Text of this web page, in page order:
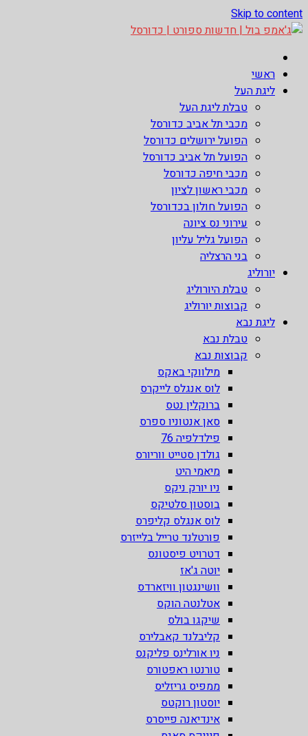
Skip to content
ג'אמפ בול | חדשות ספורט | כדורסל
אתר גאמפ בול ישראל אתר חדשות ספורט כדורסל האתר מסקר את
ליגות הכדורסל הטובות בעולם ליגת הנבא, ליגת העל בכדורסל ,
יורוליג, ועוד. לפרטים היכנסו לאתר >>
ראשי
ליגת העל
טבלת ליגת העל
מכבי תל אביב כדורסל
הפועל ירושלים כדורסל
הפועל תל אביב כדורסל
מכבי חיפה כדורסל
מכבי ראשון לציון
הפועל חולון בכדורסל
עירוני נס ציונה
הפועל גליל עליון
בני הרצליה
יורוליג
טבלת היורוליג
קבוצות יורוליג
ליגת נבא
טבלת נבא
קבוצות נבא
מילווקי באקס
לוס אנגלס לייקרס
ברוקלין נטס
סאן אנטוניו ספרס
פילדלפיה 76
גולדן סטייט ווריורס
מיאמי היט
ניו יורק ניקס
בוסטון סלטיקס
לוס אנגלס קליפרס
פורטלנד טרייל בלייזרס
דטרויט פיסטונס
יוטה ג'אז
וושינגטון וויזארדס
אטלנטה הוקס
שיקגו בולס
קליבלנד קאבלירס
ניו אורלינס פליקנס
טורנטו ראפטורס
ממפיס גריזליס
יוסטון רוקטס
אינדיאנה פייסרס